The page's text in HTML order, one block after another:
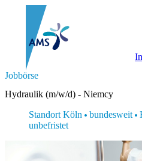
Suche...
Bewerber
Jobbörse
Standorte
Zurück
Bewerber
Vorteile
Initiativbewerbung
Zurück
Unternehmen
Personalanfrage
Jobbörse
Hydraulik (m/w/d) - Niemcy
Standort Köln
bundesweit
unbefristet